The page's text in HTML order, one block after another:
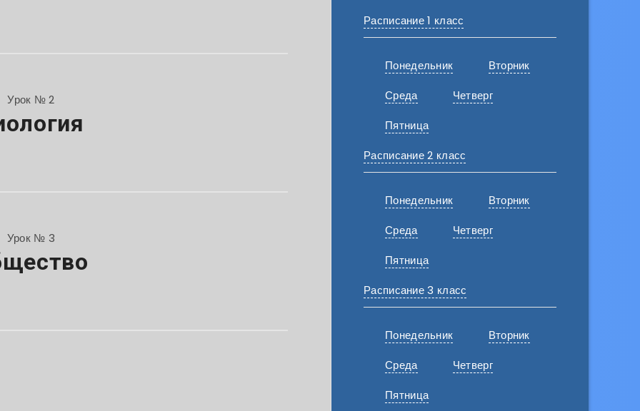
Урок № 2
Урок № 3
Расписание 1 класс
Понедельник
Вторник
Среда
Четверг
Пятница
Расписание 2 класс
Понедельник
Вторник
Среда
Четверг
Пятница
Расписание 3 класс
Понедельник
Вторник
Среда
Четверг
Пятница